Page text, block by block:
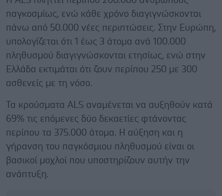
παγκοσμίως, ενώ κάθε χρόνο διαγιγνώσκονται
πάνω από 50.000 νέες περιπτώσεις. Στην Ευρώπη,
υπολογίζεται ότι 1 έως 3 άτομα ανά 100.000
πληθυσμού διαγιγνώσκονται ετησίως, ενώ στην
Ελλάδα εκτιμάται ότι ζουν περίπου 250 με 300
ασθενείς με τη νόσο.
Τα κρούσματα ALS αναμένεται να αυξηθούν κατά
69% τις επόμενες δύο δεκαετίες φτάνοντας
περίπου τα 375.000 άτομα. Η αύξηση και η
γήρανση του παγκόσμιου πληθυσμού είναι οι
βασικοί μοχλοί που υποστηρίζουν αυτήν την
ανάπτυξη.